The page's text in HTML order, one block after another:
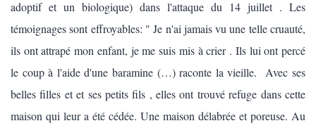
adoptif et un biologique) dans l'attaque du 14 juillet . Les
témoignages sont effroyables: " Je n'ai jamais vu une telle cruauté,
ils ont attrapé mon enfant, je me suis mis à crier . Ils lui ont percé
le coup à l'aide d'une baramine (…) raconte la vieille. Avec ses
belles filles et et ses petits fils , elles ont trouvé refuge dans cette
maison qui leur a été cédée. Une maison délabrée et poreuse. Au